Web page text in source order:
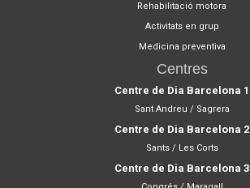
Rehabilitació motora
Activitats en grup
Medicina preventiva
Centres
Centre de Dia Barcelona 1
Sant Andreu / Sagrera
Centre de Dia Barcelona 2
Sants / Les Corts
Centre de Dia Barcelona 3